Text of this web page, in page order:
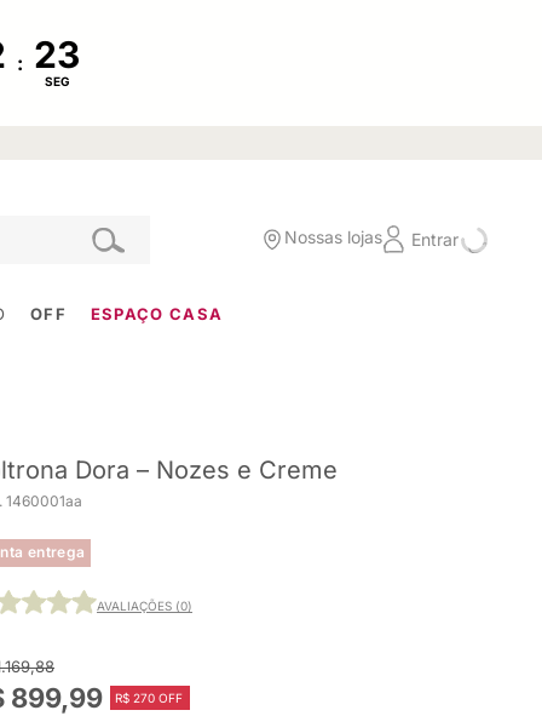
:
SEG
Nossas lojas Entrar
OFF ESPAÇO CASA
Dora – Nozes e Creme
1460001aa
entrega
AVALIAÇÕES (0)
899,99 R$ 270 OFF